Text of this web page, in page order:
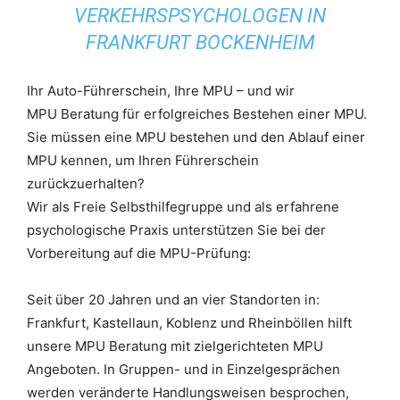
VERKEHRSPSYCHOLOGEN IN
FRANKFURT BOCKENHEIM
Ihr Auto-Führerschein, Ihre MPU – und wir
MPU Beratung für erfolgreiches Bestehen einer MPU.
Sie müssen eine MPU bestehen und den Ablauf einer
MPU kennen, um Ihren Führerschein
zurückzuerhalten?
Wir als Freie Selbsthilfegruppe und als erfahrene
psychologische Praxis unterstützen Sie bei der
Vorbereitung auf die MPU-Prüfung:
Seit über 20 Jahren und an vier Standorten in:
Frankfurt, Kastellaun, Koblenz und Rheinböllen hilft
unsere MPU Beratung mit zielgerichteten MPU
Angeboten. In Gruppen- und in Einzelgesprächen
werden veränderte Handlungsweisen besprochen,